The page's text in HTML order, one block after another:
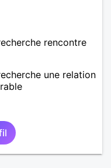
rencontre
une relation